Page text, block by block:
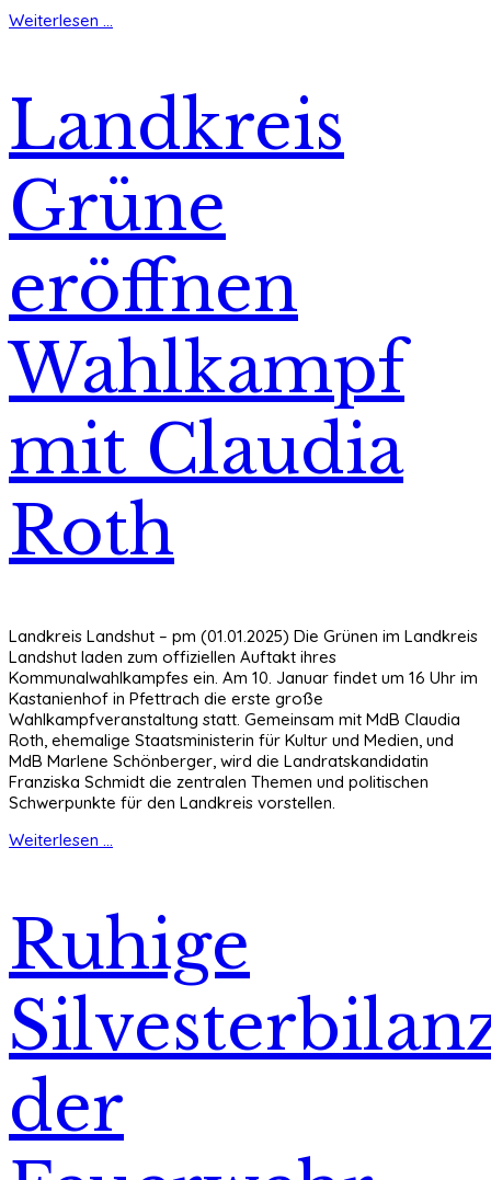
Weiterlesen ...
Landkreis
Grüne
eröffnen
Wahlkampf
mit Claudia
Roth
Landkreis Landshut – pm (01.01.2025) Die Grünen im Landkreis
Landshut laden zum offiziellen Auftakt ihres
Kommunalwahlkampfes ein. Am 10. Januar findet um 16 Uhr im
Kastanienhof in Pfettrach die erste große
Wahlkampfveranstaltung statt. Gemeinsam mit MdB Claudia
Roth, ehemalige Staatsministerin für Kultur und Medien, und
MdB Marlene Schönberger, wird die Landratskandidatin
Franziska Schmidt die zentralen Themen und politischen
Schwerpunkte für den Landkreis vorstellen.
Weiterlesen ...
Ruhige
der